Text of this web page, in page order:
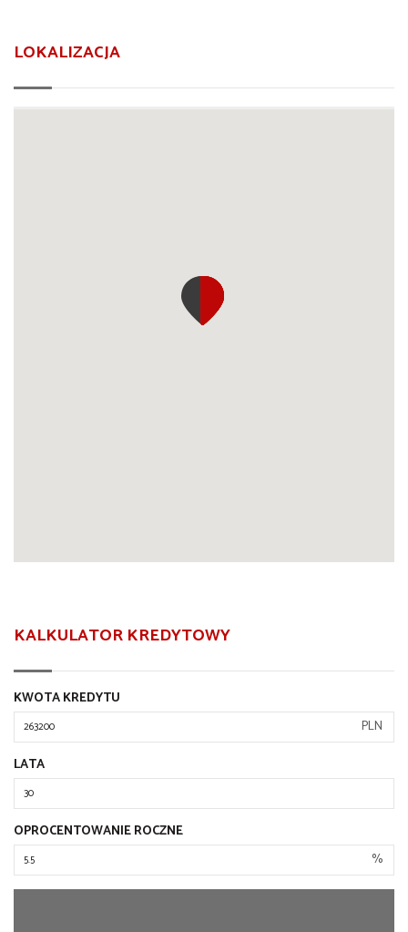
LOKALIZACJA
KALKULATOR KREDYTOWY
KWOTA KREDYTU
PLN
LATA
OPROCENTOWANIE ROCZNE
%